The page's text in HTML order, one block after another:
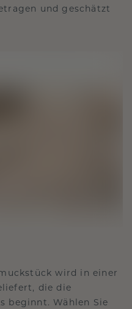
und geschätzt
wird in einer
die die
beginnt. Wählen Sie